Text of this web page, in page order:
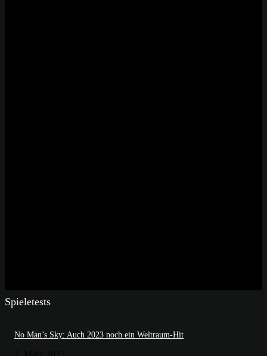
Spieletests
No Man’s Sky: Auch 2023 noch ein Weltraum-Hit